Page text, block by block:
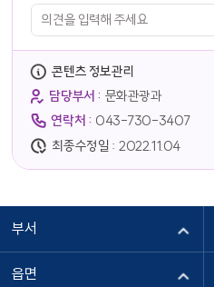
콘텐츠 정보관리
담당부서 : 문화관광과
연락처 : 043-730-3407
최종수정일 : 2022.11.04
부서
읍면